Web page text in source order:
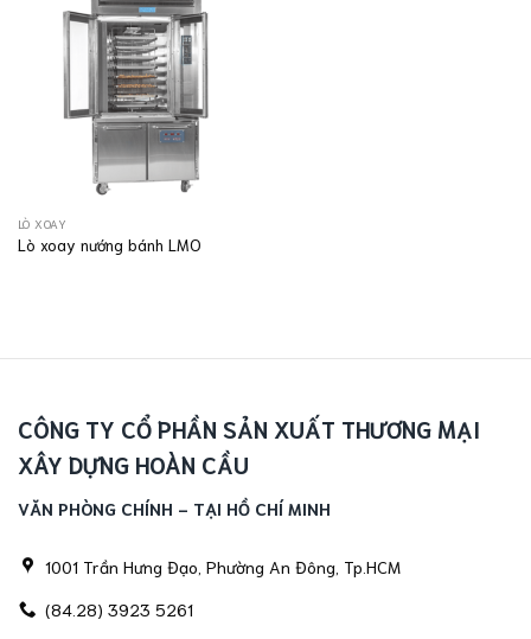
LÒ XOAY
Lò xoay nướng bánh LMO
CÔNG TY CỔ PHẦN SẢN XUẤT THƯƠNG MẠI
XÂY DỰNG HOÀN CẦU
VĂN PHÒNG CHÍNH - TẠI HỒ CHÍ MINH
1001 Trần Hưng Đạo, Phường An Đông, Tp.HCM
(84.28) 3923 5261